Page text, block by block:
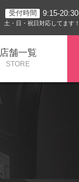
受付時間 9:15-20:30
土・日・祝日対応してます！
店舗一覧
STORE